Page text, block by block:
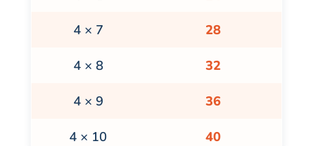
4 × 7 28
4 × 8 32
4 × 9 36
4 × 10 40